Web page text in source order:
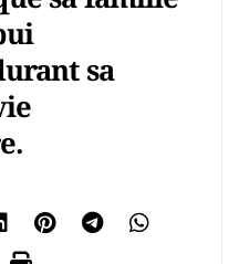
sa